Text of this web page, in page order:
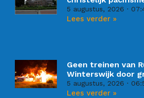
5 augustus, 2026
Lees verder »
Geen treinen van
Winterswijk door
5 augustus, 2026
Lees verder »